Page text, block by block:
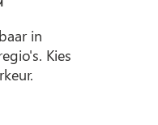
in
Kies